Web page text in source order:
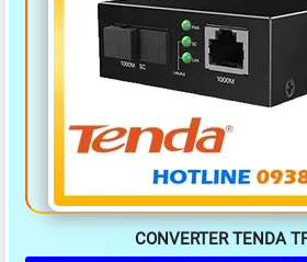
CONVERTER TENDA